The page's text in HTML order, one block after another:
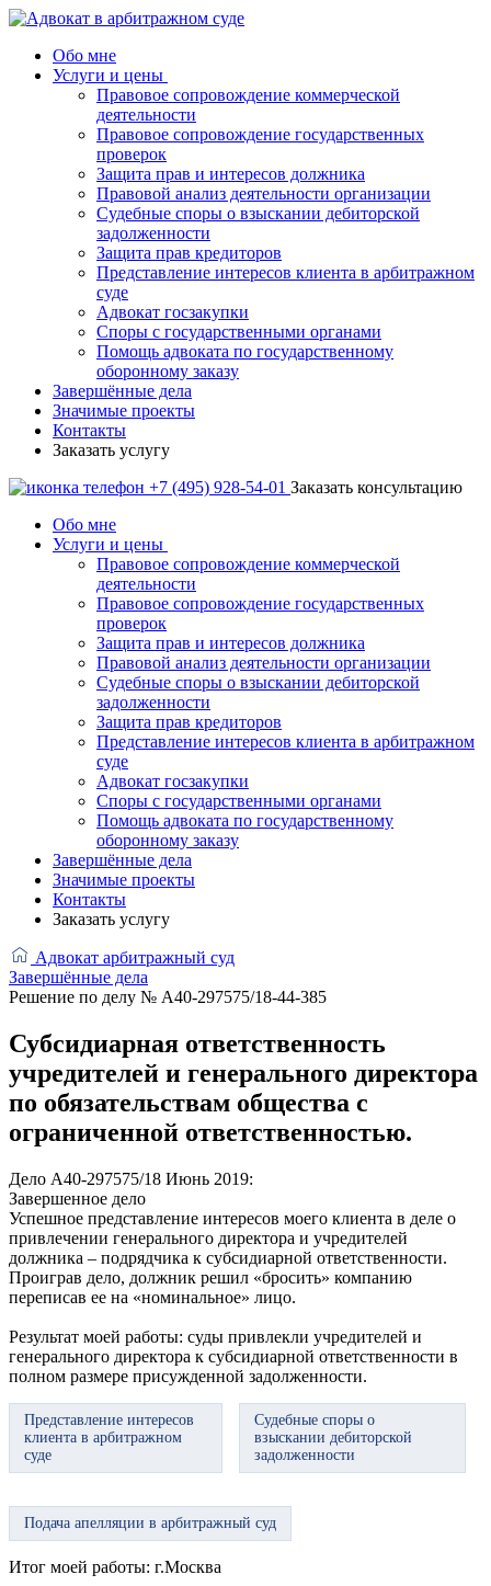
Обо мне
Услуги и цены
Правовое сопровождение коммерческой
деятельности
Правовое сопровождение государственных
проверок
Защита прав и интересов должника
Правовой анализ деятельности организации
Судебные споры о взыскании дебиторской
задолженности
Защита прав кредиторов
Представление интересов клиента в арбитражном
суде
Адвокат госзакупки
Споры с государственными органами
Помощь адвоката по государственному
оборонному заказу
Завершённые дела
Значимые проекты
Контакты
Заказать услугу
+7 (495) 928-54-01 Заказать консультацию
Обо мне
Услуги и цены
Правовое сопровождение коммерческой
деятельности
Правовое сопровождение государственных
проверок
Защита прав и интересов должника
Правовой анализ деятельности организации
Судебные споры о взыскании дебиторской
задолженности
Защита прав кредиторов
Представление интересов клиента в арбитражном
суде
Адвокат госзакупки
Споры с государственными органами
Помощь адвоката по государственному
оборонному заказу
Завершённые дела
Значимые проекты
Контакты
Заказать услугу
Адвокат арбитражный суд
Завершённые дела
Решение по делу № А40-297575/18-44-385
Субсидиарная ответственность
учредителей и генерального директора
по обязательствам общества с
ограниченной ответственностью.
Дело А40-297575/18 Июнь 2019:
Завершенное дело
Успешное представление интересов моего клиента в деле о
привлечении генерального директора и учредителей
должника – подрядчика к субсидиарной ответственности.
Проиграв дело, должник решил «бросить» компанию
переписав ее на «номинальное» лицо.
Результат моей работы: суды привлекли учредителей и
генерального директора к субсидиарной ответственности в
полном размере присужденной задолженности.
Представление интересов
клиента в арбитражном
суде
Судебные споры о
взыскании дебиторской
задолженности
Подача апелляции в арбитражный суд
Итог моей работы: г.Москва